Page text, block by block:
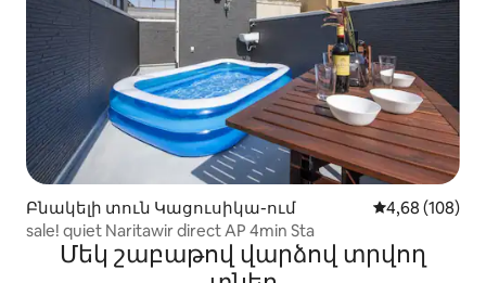
Բնակելի տուն Կացուսիկա-ում Միջին
4,68 (108)
sale! quiet Naritawir direct AP 4min Sta
Մեկ շաբաթով վարձով տրվող